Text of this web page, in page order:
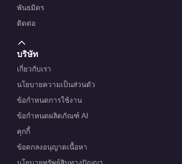
พันธมิตร
ติดต่อ
บริษัท
เกี่ยวกับเรา
นโยบายความเป็นส่วนตัว
ข้อกำหนดการใช้งาน
ข้อกำหนดผลิตภัณฑ์ AI
คุกกี้
ข้อตกลงอนุญาตเนื้อหา